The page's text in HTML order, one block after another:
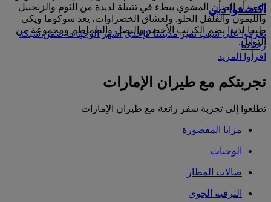
البقر أو الضأن المشوي ببطء في تتبيلة لذيذة من الثوم والزنجبيل
والليمون والفلفل الحلو. ولعشاق الخضراوات، يعد سوكوما ويكي
طبقا لذيذا يضم الكرنب الأخضر والبصل والطماطم ومجموعة من
التوابل.
اكتشفوا دبي
تعرفوا على سبب تميز مدينتنا كإحدى أشهر الوجهات ضمن شبكة
رحلاتنا
اقرأوا المزيد
تجربتكم مع طيران الإمارات
تطلعوا إلى تجربة سفر رائعة مع طيران الإمارات
مزايا المقصورة
الوجبات
صالات المطار
الترفيه الجوي